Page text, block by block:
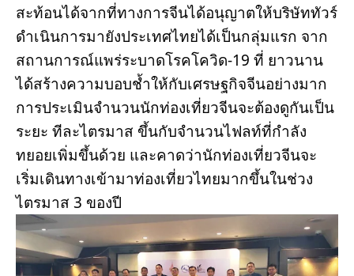
สะท้อนได้จากที่ทางการจีนได้อนุญาตให้บริษัททัวร์
ดำเนินการมายังประเทศไทยได้เป็นกลุ่มแรก จาก
สถานการณ์แพร่ระบาดโรคโควิด-19 ที่ ยาวนาน
ได้สร้างความบอบช้ำให้กับเศรษฐกิจจีนอย่างมาก
การประเมินจำนวนนักท่องเที่ยวจีนจะต้องดูกันเป็น
ระยะ ทีละไตรมาส ขึ้นกับจำนวนไฟลท์ที่กำลัง
ทยอยเพิ่มขึ้นด้วย และคาดว่านักท่องเที่ยวจีนจะ
เริ่มเดินทางเข้ามาท่องเที่ยวไทยมากขึ้นในช่วง
ไตรมาส 3 ของปี